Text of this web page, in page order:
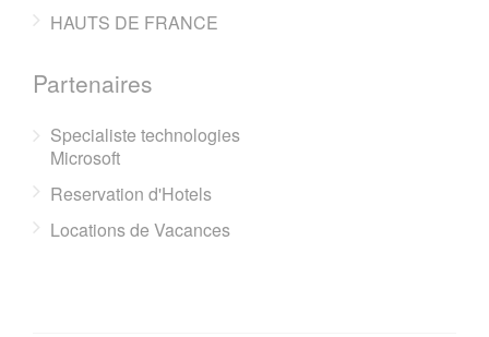
HAUTS DE FRANCE
Partenaires
Specialiste technologies
Microsoft
Reservation d'Hotels
Locations de Vacances